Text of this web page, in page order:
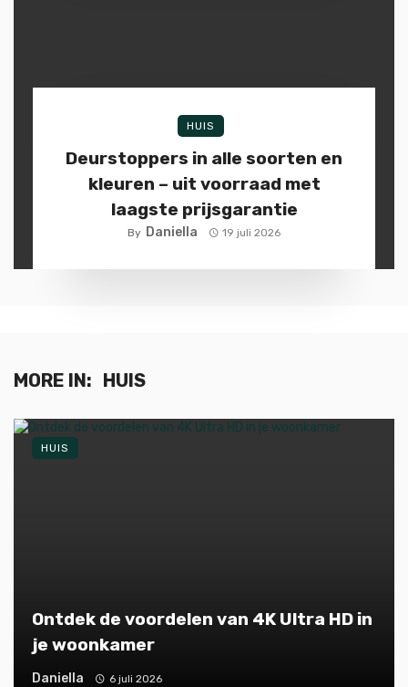
HUIS
Deurstoppers in alle soorten en
kleuren – uit voorraad met
laagste prijsgarantie
By Daniella 19 juli 2026
MORE IN: HUIS
Ontdek de voordelen van 4K Ultra HD in
je woonkamer
Daniella 6 juli 2026
HUIS